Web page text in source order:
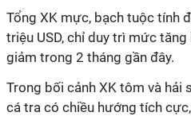
Tổng XK mực, bạch tuộc tính
triệu USD, chỉ duy trì mức
giảm trong 2 tháng gần đây.
Trong bối cảnh XK tôm và hải
cá tra có chiều hướng tích